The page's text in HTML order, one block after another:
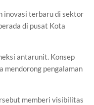
inovasi terbaru di sektor
di pusat Kota
antarunit. Konsep
pengalaman
memberi visibilitas